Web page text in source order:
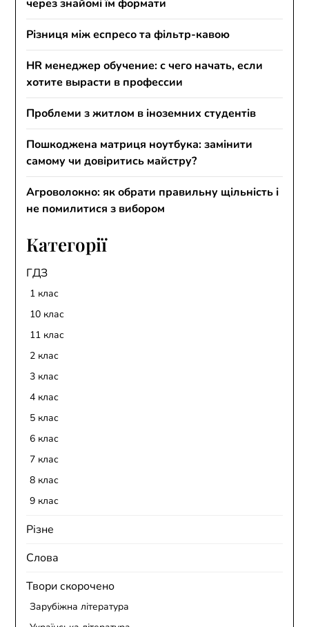
через знайомі їм формати
Різниця між еспресо та фільтр-кавою
HR менеджер обучение: с чего начать, если
хотите вырасти в профессии
Проблеми з житлом в іноземних студентів
Пошкоджена матриця ноутбука: замінити
самому чи довіритись майстру?
Агроволокно: як обрати правильну щільність і
не помилитися з вибором
Категорії
ГДЗ
1 клас
10 клас
11 клас
2 клас
3 клас
4 клас
5 клас
6 клас
7 клас
8 клас
9 клас
Різне
Слова
Твори скорочено
Зарубіжна література